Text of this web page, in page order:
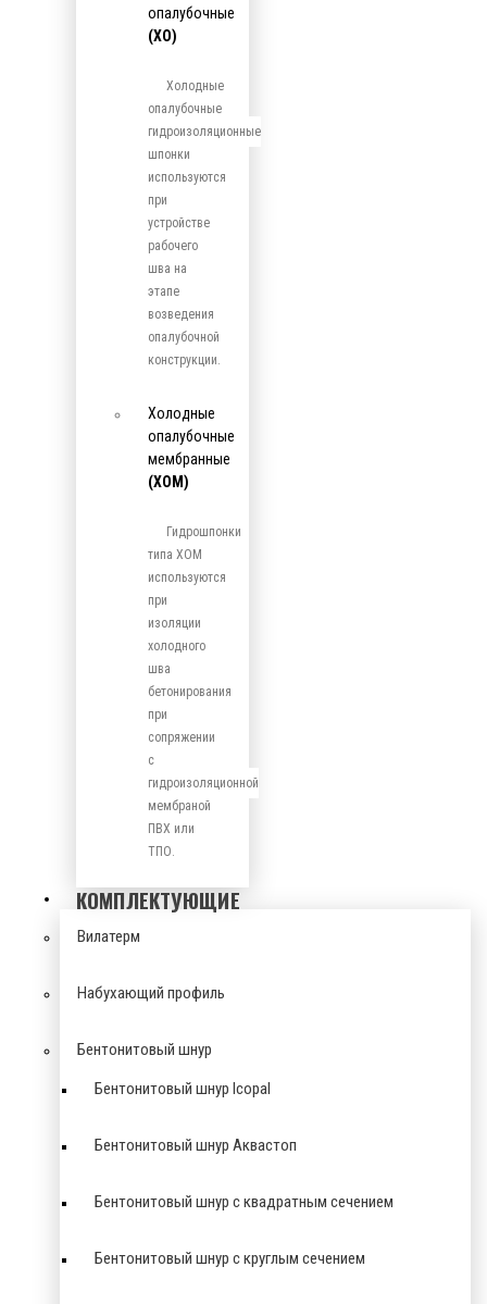
опалубочные
(ХО)
Холодные
опалубочные
гидроизоляционные
шпонки
используются
при
устройстве
рабочего
шва на
этапе
возведения
опалубочной
конструкции.
Холодные
опалубочные
мембранные
(ХОМ)
Гидрошпонки
типа ХОМ
используются
при
изоляции
холодного
шва
бетонирования
при
сопряжении
с
гидроизоляционной
мембраной
ПВХ или
ТПО.
КОМПЛЕКТУЮЩИЕ
Вилатерм
Набухающий профиль
Бентонитовый шнур
Бентонитовый шнур Icopal
Бентонитовый шнур Аквастоп
Бентонитовый шнур с квадратным сечением
Бентонитовый шнур с круглым сечением